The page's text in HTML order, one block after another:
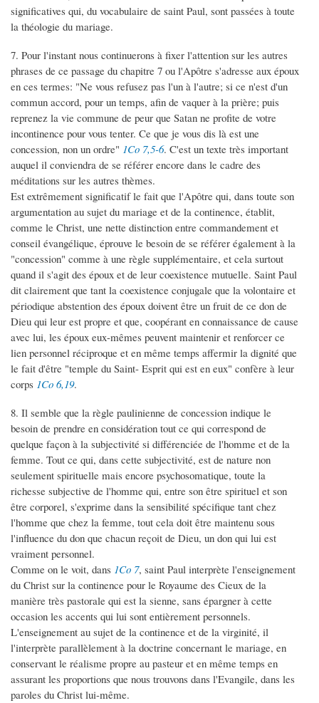
significatives qui, du vocabulaire de saint Paul, sont passées à toute
la théologie du mariage.
7. Pour l'instant nous continuerons à fixer l'attention sur les autres
phrases de ce passage du chapitre 7 ou l'Apôtre s'adresse aux époux
en ces termes: "Ne vous refusez pas l'un à l'autre; si ce n'est d'un
commun accord, pour un temps, afin de vaquer à la prière; puis
reprenez la vie commune de peur que Satan ne profite de votre
incontinence pour vous tenter. Ce que je vous dis là est une
concession, non un ordre" 1Co 7,5-6. C'est un texte très important
auquel il conviendra de se référer encore dans le cadre des
méditations sur les autres thèmes.
Est extrêmement significatif le fait que l'Apôtre qui, dans toute son
argumentation au sujet du mariage et de la continence, établit,
comme le Christ, une nette distinction entre commandement et
conseil évangélique, éprouve le besoin de se référer également à la
"concession" comme à une règle supplémentaire, et cela surtout
quand il s'agit des époux et de leur coexistence mutuelle. Saint Paul
dit clairement que tant la coexistence conjugale que la volontaire et
périodique abstention des époux doivent être un fruit de ce don de
Dieu qui leur est propre et que, coopérant en connaissance de cause
avec lui, les époux eux-mêmes peuvent maintenir et renforcer ce
lien personnel réciproque et en même temps affermir la dignité que
le fait d'être "temple du Saint- Esprit qui est en eux" confère à leur
corps 1Co 6,19.
8. Il semble que la règle paulinienne de concession indique le
besoin de prendre en considération tout ce qui correspond de
quelque façon à la subjectivité si différenciée de l'homme et de la
femme. Tout ce qui, dans cette subjectivité, est de nature non
seulement spirituelle mais encore psychosomatique, toute la
richesse subjective de l'homme qui, entre son être spirituel et son
être corporel, s'exprime dans la sensibilité spécifique tant chez
l'homme que chez la femme, tout cela doit être maintenu sous
l'influence du don que chacun reçoit de Dieu, un don qui lui est
vraiment personnel.
Comme on le voit, dans 1Co 7, saint Paul interprète l'enseignement
du Christ sur la continence pour le Royaume des Cieux de la
manière très pastorale qui est la sienne, sans épargner à cette
occasion les accents qui lui sont entièrement personnels.
L'enseignement au sujet de la continence et de la virginité, il
l'interprète parallèlement à la doctrine concernant le mariage, en
conservant le réalisme propre au pasteur et en même temps en
assurant les proportions que nous trouvons dans l'Evangile, dans les
paroles du Christ lui-même.